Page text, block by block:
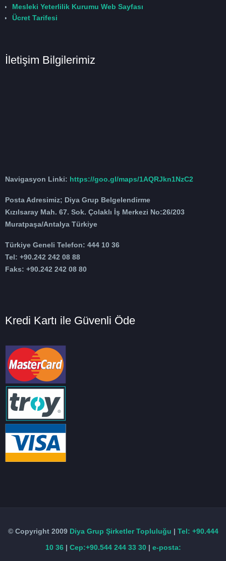
Mesleki Yeterlilik Kurumu Web Sayfası
Ücret Tarifesi
İletişim Bilgilerimiz
Navigasyon Linki: https://goo.gl/maps/1AQRJkn1NzC2
Posta Adresimiz; Diya Grup Belgelendirme
Kızılsaray Mah. 67. Sok. Çolaklı İş Merkezi No:26/203
Muratpaşa/Antalya Türkiye
Türkiye Geneli Telefon: 444 10 36
Tel: +90.242 242 08 88
Faks: +90.242 242 08 80
Kredi Kartı ile Güvenli Öde
© Copyright 2009 Diya Grup Şirketler Topluluğu | Tel: +90.444
10 36| Cep:+90.544 244 33 30| e-posta: